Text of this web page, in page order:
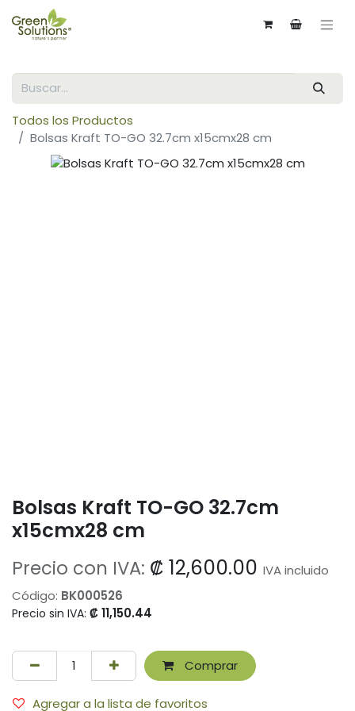
Todos los Productos
Bolsas Kraft TO-GO 32.7cm x15cmx28 cm
Bolsas Kraft TO-GO 32.7cm
x15cmx28 cm
Precio con IVA: ₡ 12,600.00 IVA incluido
Código: BK000526
Precio sin IVA: ₡11,150.44
Comprar
Agregar a la lista de favoritos